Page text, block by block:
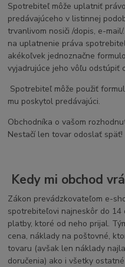
Spotrebiteľ môže uplatniť
predávajúceho v listinnej
trvanlivom nosiči /dopis, e-
na uplatnenie práva
akékoľvek jednoznačne
vyjadrujúce jeho vôľu odstúpiť
Spotrebiteľ môže použiť
mu poskytol predávajúci.
Obchodníka o vašom
Nestačí len tovar odoslať späť!
Kedy mi obchod
Zákon prevádzkovateľom e-
spotrebiteľovi najneskôr do
platby, ktoré od neho prijal.
cena, náklady na poštovné,
tovaru (avšak len náklady
doručenia) ako i všetky